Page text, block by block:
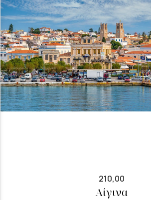
210,00
Αίγινα